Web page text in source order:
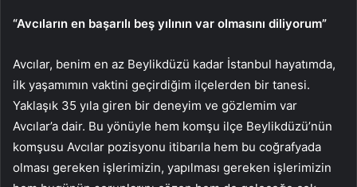
“Avcıların en başarılı beş yılının var olmasını diliyorum”
Avcılar, benim en az Beylikdüzü kadar İstanbul hayatımda,
ilk yaşamımın vaktini geçirdiğim ilçelerden bir tanesi.
Yaklaşık 35 yıla giren bir deneyim ve gözlemim var
Avcılar’a dair. Bu yönüyle hem komşu ilçe Beylikdüzü’nün
komşusu Avcılar pozisyonu itibarıla hem bu coğrafyada
olması gereken işlerimizin, yapılması gereken işlerimizin